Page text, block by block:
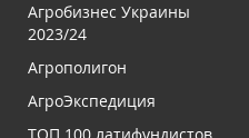
Агробизнес Украины
2023/24
Агрополигон
АгроЭкспедиция